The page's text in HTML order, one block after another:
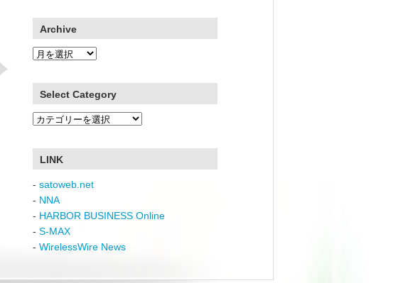
Archive
Archive
Select Category
Select
LINK
- satoweb.net
- NNA
- HARBOR BUSINESS Online
- S-MAX
- WirelessWire News